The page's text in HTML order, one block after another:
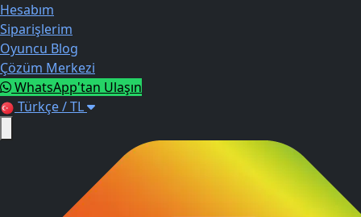
Hesabım
Siparişlerim
Oyuncu Blog
Çözüm Merkezi
WhatsApp'tan Ulaşın
Türkçe / TL